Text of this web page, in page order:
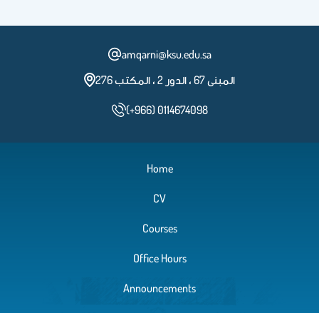
amqarni@ksu.edu.sa
المبنى 67 ، الدور 2 ، المكتب 276
(+966) 0114674098
Home
CV
Courses
Office Hours
Announcements